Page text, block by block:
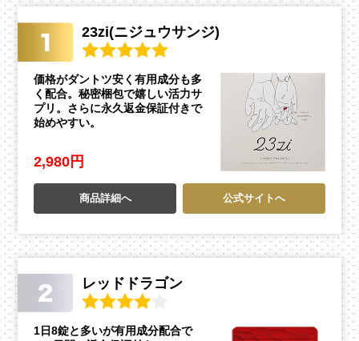
23zi(ニジュウサンジ)
価格がダントツ安く有用成分も多
く配合。秘密梱包で嬉しい活力サ
プリ。さらに永久返金保証付きで
始めやすい。
2,980円
商品詳細へ 公式サイトへ
レッドドラゴン
1日8錠と多いが有用成分配合で